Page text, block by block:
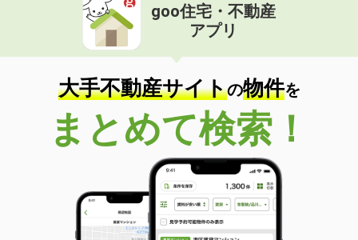
goo住宅・不動産
アプリ
大手不動産サイトの物件を
まとめて検索！